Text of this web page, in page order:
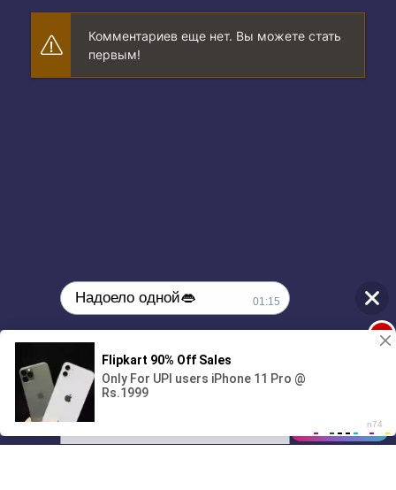
Комментариев еще нет. Вы можете стать
первым!
01/07
00:00
Надоело одной👄 01:15
🔞Может, изменим это?💦
01:15
1